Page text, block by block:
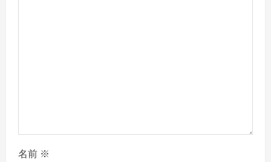
名前 ※